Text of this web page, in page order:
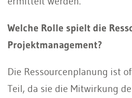
Welche Rolle spielt die
Projektmanagement?
Die Ressourcenplanung ist
Teil, da sie die Mitwirkung